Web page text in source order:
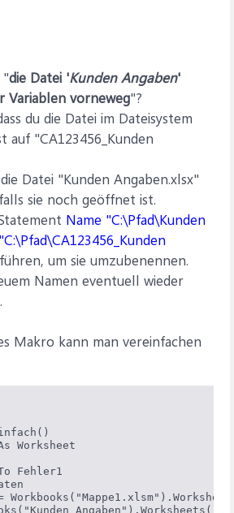
"die Datei 'Kunden Angaben'
Variablen vorneweg"?
du die Datei im Dateisystem
auf "CA123456_Kunden
Datei "Kunden Angaben.xlsx"
sie noch geöffnet ist.
Name "C:\Pfad\Kunden
um sie umzubenennen.
Namen eventuell wieder
Makro kann man vereinfachen
Worksheet
Fehler1